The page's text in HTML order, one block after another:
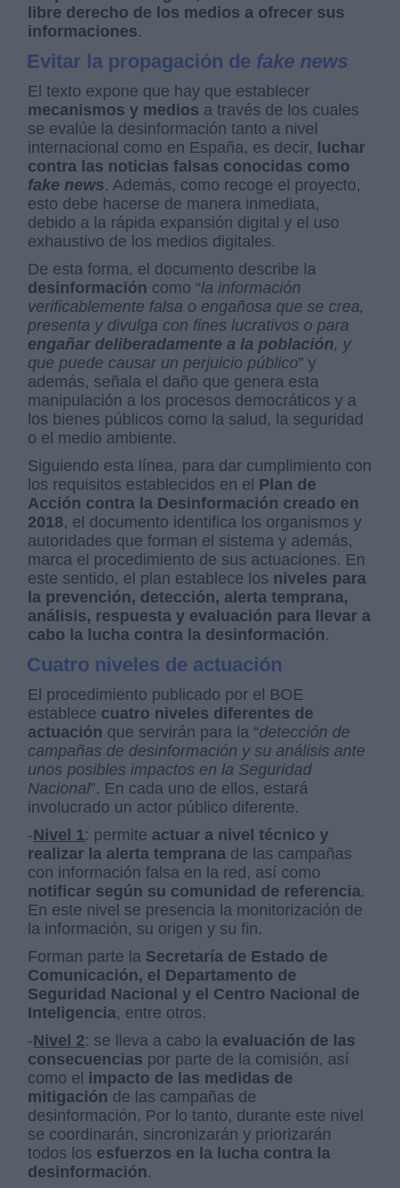
libre derecho de los medios a ofrecer sus
informaciones.
Evitar la propagación de fake news
El texto expone que hay que establecer
mecanismos y medios a través de los cuales
se evalúe la desinformación tanto a nivel
internacional como en España, es decir,
luchar
contra las noticias falsas conocidas como
fake news. Además, como recoge el proyecto,
esto debe hacerse de manera inmediata,
debido a la rápida expansión digital y el uso
exhaustivo de los medios digitales.
De esta forma, el documento describe la
desinformación como “la información
verificablemente falsa o engañosa que se crea,
presenta y divulga con fines lucrativos o para
engañar deliberadamente a la población, y
que puede causar un perjuicio público” y
además, señala el daño que genera esta
manipulación a los procesos democráticos y a
los bienes públicos como la salud, la seguridad
o el medio ambiente.
Siguiendo esta línea, para dar cumplimiento con
los requisitos establecidos en el Plan de
Acción contra la Desinformación creado en
2018, el documento identifica los organismos y
autoridades que forman el sistema y además,
marca el procedimiento de sus actuaciones. En
este sentido, el plan establece los niveles para
la prevención, detección, alerta temprana,
análisis, respuesta y evaluación para llevar a
cabo la lucha contra la desinformación.
Cuatro niveles de actuación
El procedimiento publicado por el BOE
establece cuatro niveles diferentes de
actuación que servirán para la “detección de
campañas de desinformación y su análisis ante
unos posibles impactos en la Seguridad
Nacional”. En cada uno de ellos, estará
involucrado un actor público diferente.
-Nivel 1: permite actuar a nivel técnico y
realizar la alerta temprana de las campañas
con información falsa en la red, así como
notificar según su comunidad de referencia.
En este nivel se presencia la monitorización de
la información, su origen y su fin.
Forman parte la Secretaría de Estado de
Comunicación, el Departamento de
Seguridad Nacional y el Centro Nacional de
Inteligencia, entre otros.
-Nivel 2: se lleva a cabo la evaluación de las
consecuencias por parte de la comisión, así
como el impacto de las medidas de
mitigación de las campañas de
desinformación. Por lo tanto, durante este nivel
se coordinarán, sincronizarán y priorizarán
todos los esfuerzos en la lucha contra la
desinformación.